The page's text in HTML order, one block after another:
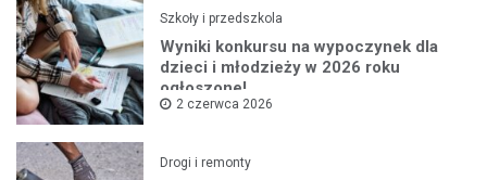
Szkoły i przedszkola
Wyniki konkursu na wypoczynek dla
dzieci i młodzieży w 2026 roku
ogłoszone!
2 czerwca 2026
Drogi i remonty